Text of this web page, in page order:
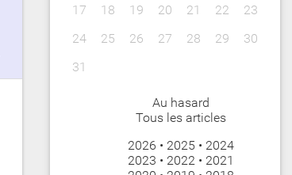
17
18 19 20 21 22
23
24
25 26 27 28 29
30
31
Au hasard
Tous les articles
2026 • 2025 • 2024
2023 • 2022 • 2021